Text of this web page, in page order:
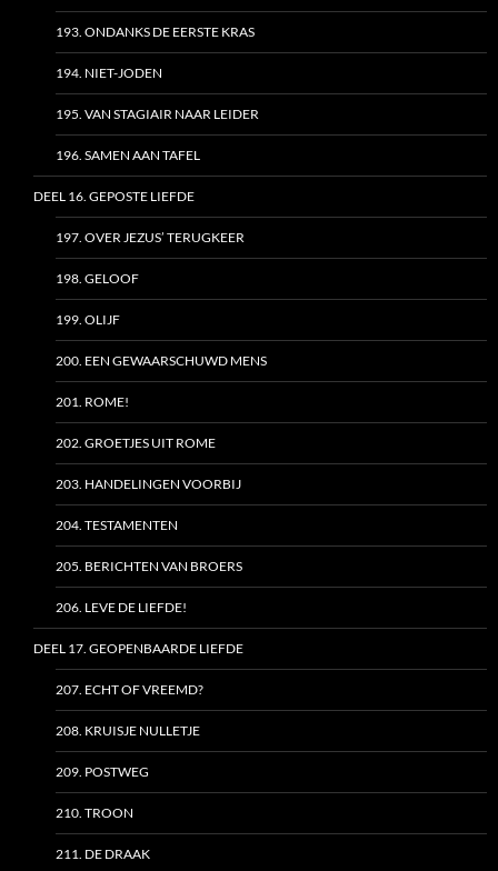
193. ONDANKS DE EERSTE KRAS
194. NIET-JODEN
195. VAN STAGIAIR NAAR LEIDER
196. SAMEN AAN TAFEL
DEEL 16. GEPOSTE LIEFDE
197. OVER JEZUS’ TERUGKEER
198. GELOOF
199. OLIJF
200. EEN GEWAARSCHUWD MENS
201. ROME!
202. GROETJES UIT ROME
203. HANDELINGEN VOORBIJ
204. TESTAMENTEN
205. BERICHTEN VAN BROERS
206. LEVE DE LIEFDE!
DEEL 17. GEOPENBAARDE LIEFDE
207. ECHT OF VREEMD?
208. KRUISJE NULLETJE
209. POSTWEG
210. TROON
211. DE DRAAK